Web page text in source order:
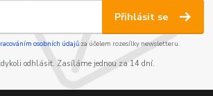
Přihlásit se
osobních údajůza účelem rozesílky newsletteru.
odhlásit. Zasíláme jednou za 14 dní.